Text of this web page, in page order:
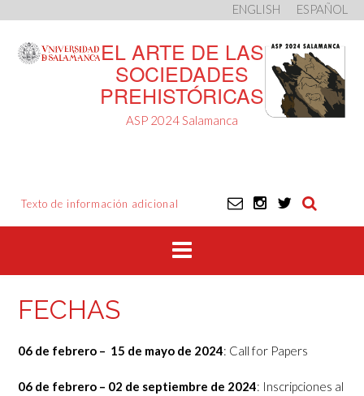
ESPAÑOL
ENGLISH
contenido
EL ARTE DE LAS
SOCIEDADES
PREHISTÓRICAS
ASP 2024 Salamanca
Texto de información adicional
FECHAS
06 de febrero – 15 de mayo de 2024: Call for Papers
06 de febrero – 02 de septiembre de 2024: Inscripciones al